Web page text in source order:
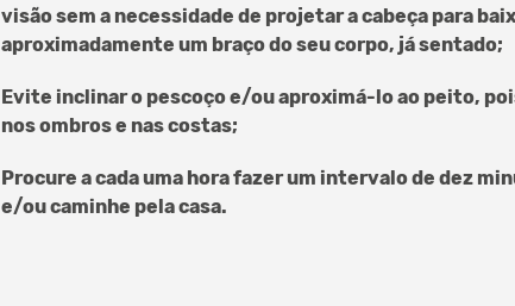
visão sem a necessidade de projetar a cabeça para
aproximadamente um braço do seu corpo, já sentado;
Evite inclinar o pescoço e/ou aproximá-lo ao peito,
nos ombros e nas costas;
Procure a cada uma hora fazer um intervalo de dez
e/ou caminhe pela casa.